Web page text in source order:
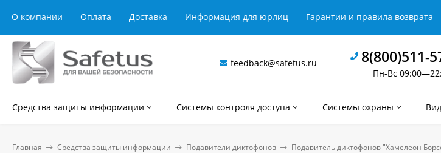
О компании Оплата Доставка Информация для юрлиц Гарантии и правила возврата
feedback@safetus.ru 8(800)511-
Пн-Вс
Средства защиты информации Системы контроля доступа Системы охраны
Главная Средства защиты информации Подавители диктофонов Подавитель диктофонов "Хамелеон